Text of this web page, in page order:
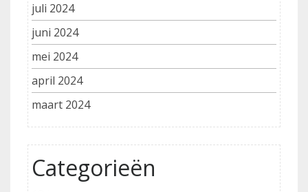
juli 2024
juni 2024
mei 2024
april 2024
maart 2024
Categorieën